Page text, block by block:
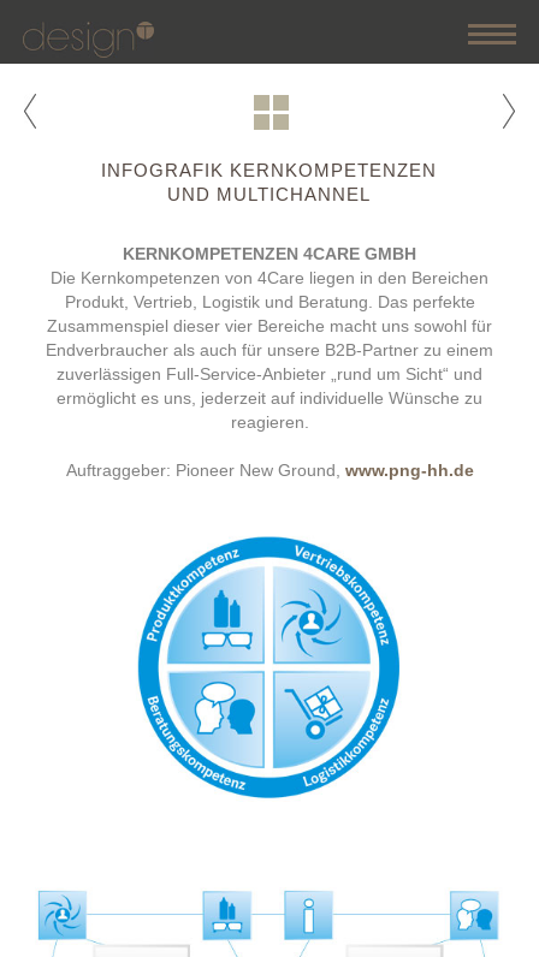
GESTRANDET
GEZEICHNET
GESRÄCHIG
INFOGRAFIK KERNKOMPETENZEN
UND MULTICHANNEL
KERNKOMPETENZEN 4CARE GMBH
Die Kernkompetenzen von 4Care liegen in den Bereichen
Produkt, Vertrieb, Logistik und Beratung. Das perfekte
Zusammenspiel dieser vier Bereiche macht uns sowohl für
Endverbraucher als auch für unsere B2B-Partner zu einem
zuverlässigen Full-Service-Anbieter „rund um Sicht“ und
ermöglicht es uns, jederzeit auf individuelle Wünsche zu
reagieren.
Auftraggeber: Pioneer New Ground, www.png-hh.de